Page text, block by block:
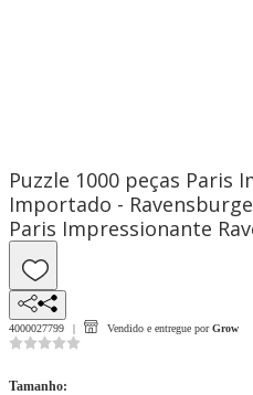
Puzzle 1000 peças Paris
Importado -
Paris Impressionante
4000027799 Vendido e entregue por Grow
Tamanho: